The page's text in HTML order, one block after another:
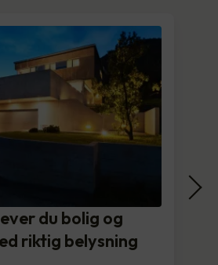
du bolig og
riktig belysning